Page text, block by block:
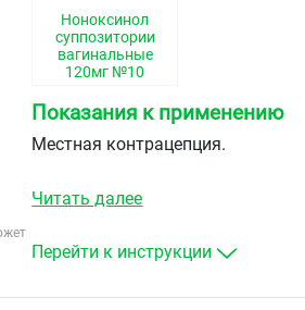
Ноноксинол
суппозитории
вагинальные
120мг №10
Показания к применению
Местная контрацепция.
Читать далее
Перейти к инструкции